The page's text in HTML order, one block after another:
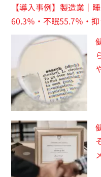
【導入事例】製造業｜
60.3％・不眠55.7％・